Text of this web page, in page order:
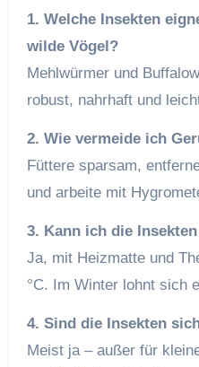
1. Welche Insekten
wilde Vögel?
Mehlwürmer und
robust, nahrhaft und
2. Wie vermeide ich
Füttere sparsam,
und arbeite mit
3. Kann ich die
Ja, mit Heizmatte und
°C. Im Winter lohnt sich
4. Sind die Insekten
Meist ja – außer für